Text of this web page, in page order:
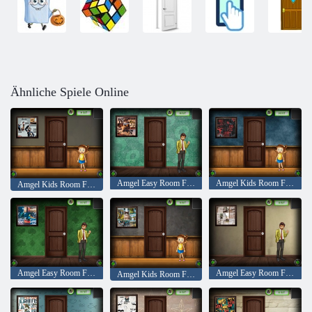
Ähnliche Spiele Online
Amgel Kids Room Flucht 334 Amgel Easy Room Flucht 310 Amgel Kids Room Flucht 335
Amgel Easy Room Flucht 311 Amgel Kids Room Flucht 336 Amgel Easy Room Flucht 312